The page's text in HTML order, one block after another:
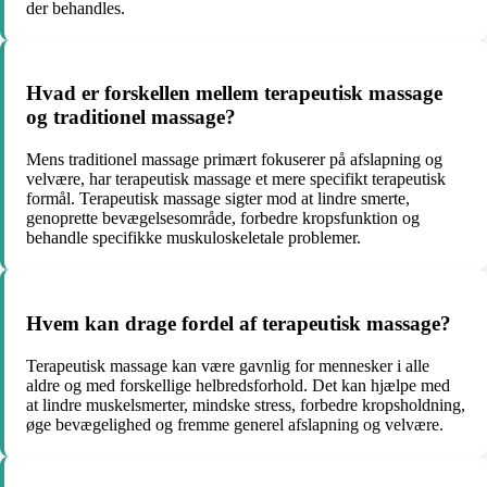
der behandles.
Hvad er forskellen mellem terapeutisk massage
og traditionel massage?
Mens traditionel massage primært fokuserer på afslapning og
velvære, har terapeutisk massage et mere specifikt terapeutisk
formål. Terapeutisk massage sigter mod at lindre smerte,
genoprette bevægelsesområde, forbedre kropsfunktion og
behandle specifikke muskuloskeletale problemer.
Hvem kan drage fordel af terapeutisk massage?
Terapeutisk massage kan være gavnlig for mennesker i alle
aldre og med forskellige helbredsforhold. Det kan hjælpe med
at lindre muskelsmerter, mindske stress, forbedre kropsholdning,
øge bevægelighed og fremme generel afslapning og velvære.